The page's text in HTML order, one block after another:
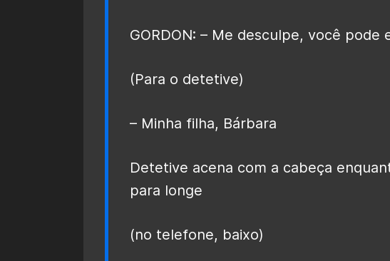
GORDON: – Me desculpe, você pode
(Para o detetive)
– Minha filha, Bárbara
Detetive acena com a cabeça
para longe
(no telefone, baixo)